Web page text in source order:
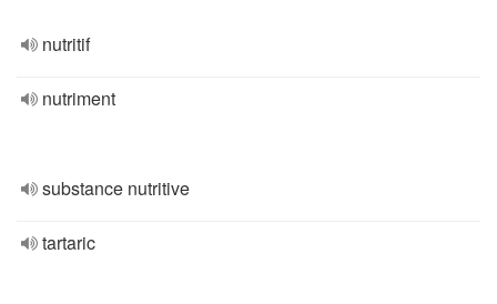
nutritif
nutriment
substance nutritive
tartaric